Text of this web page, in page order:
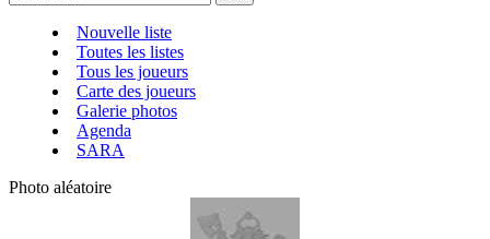
Nouvelle liste
Toutes les listes
Tous les joueurs
Carte des joueurs
Galerie photos
Agenda
SARA
Photo aléatoire